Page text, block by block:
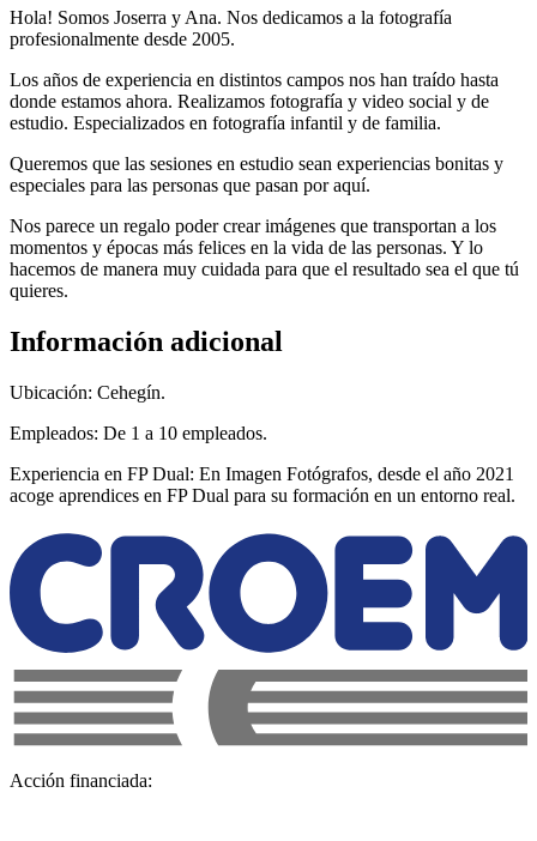
Hola! Somos Joserra y Ana. Nos dedicamos a la fotografía
profesionalmente desde 2005.
Los años de experiencia en distintos campos nos han traído hasta
donde estamos ahora. Realizamos fotografía y video social y de
estudio. Especializados en fotografía infantil y de familia.
Queremos que las sesiones en estudio sean experiencias bonitas y
especiales para las personas que pasan por aquí.
Nos parece un regalo poder crear imágenes que transportan a los
momentos y épocas más felices en la vida de las personas. Y lo
hacemos de manera muy cuidada para que el resultado sea el que tú
quieres.
Información adicional
Ubicación: Cehegín.
Empleados: De 1 a 10 empleados.
Experiencia en FP Dual: En Imagen Fotógrafos, desde el año 2021
acoge aprendices en FP Dual para su formación en un entorno real.
Acción financiada: